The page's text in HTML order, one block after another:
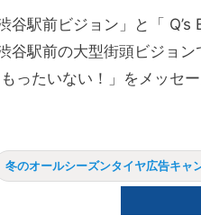
駅前ビジョン」と「 Q’s
谷駅前の大型街頭ビジョン
ったいない！」をメッセ
冬のオールシーズンタイヤ広告キャ